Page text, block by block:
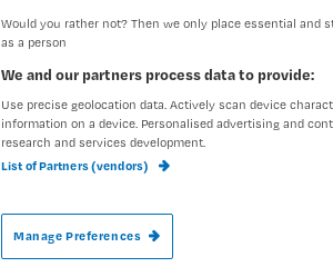
Auteur:
Wie denkt dat je
Would you rather not? Then we only place essential and
as a person
We and our partners process data to provide:
Use precise geolocation data. Actively scan device
information on a device. Personalised advertising and
research and services development.
List of Partners (vendors)
Manage Preferences